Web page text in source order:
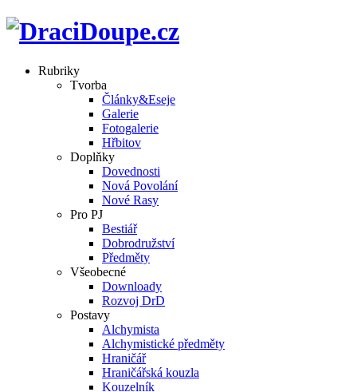
Rubriky
Tvorba
Články&Eseje
Galerie
Fotogalerie
Hřbitov
Doplňky
Dovednosti
Nová Povolání
Nové Rasy
Pro PJ
Bestiář
Dobrodružství
Předměty
Všeobecné
Downloady
Rozvoj DrD
Postavy
Alchymista
Alchymistické předměty
Hraničář
Hraničářská kouzla
Kouzelník